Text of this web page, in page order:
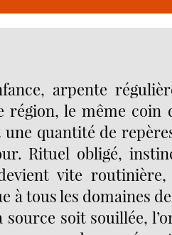
arpente
région, le même coin
quantité de
Rituel obligé,
vite
à tous les domaines
source soit souillée,